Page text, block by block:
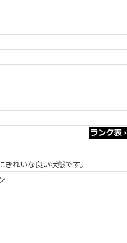
れいな良い状態です。